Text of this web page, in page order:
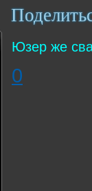
Юзер же
0